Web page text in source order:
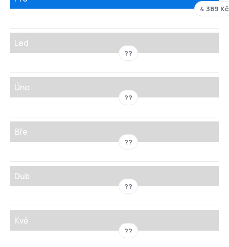
4 389 Kč
Led
??
Úno
??
Bře
??
Dub
??
Kvě
??